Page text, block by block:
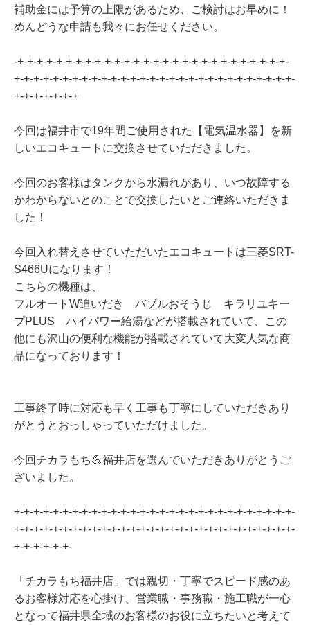
補助金には予算の上限があるため、ご検討はお早めに！
めんどうな申請も我々にお任せください。
-+-+-+-+-+-+-+-+-+-+-+-+-+-+-+-+-+-+-+-+-+-+-+-+-+-+-+-+-
+-+-+-+-+-+-+-+-+-+-+-+-+-+-+-+-+-+-+-+-+-+-+-+-+-+-+-+-+-
+-+-+-+-+-+-+
今回は福井市で19年間ご使用された【電気温水器】を新
しいエコキュートに交換させていただきました。
今回のお客様はタンクから水漏れがあり、いつ故障する
かわからないとのことで交換したいとご連絡いただきま
した！
今回入れ替えさせていただいたエコキュートは三菱SRT-
S466Uになります！
こちらの機種は、
フルオートW追いだき バブルおそうじ キラリユキー
プPLUS ハイパワー給湯などが搭載されていて、この
他にも沢山の便利な機能が搭載されていて大変人気な商
品になっております！
工事終了時に対応も早く工事も丁寧にしていただきあり
がとうとおっしゃっていただけました。
今回チカラもち💪福井店を選んでいただきありがとうご
ざいました。
+-+-+-+-+-+-+-+-+-+-+-+-+-+-+-+-+-+-+-+-+-+-+-+-+-+-+-+-+-
+-+-+-+-+-+-+-+-+-+-+-+-+-+-+-+-+-+-+-+-+-+-+-+-+-+-+-+-+-
+-+-+-+-+-+-
「チカラもち福井店」では親切・丁寧でスピード感のあ
るお客様対応を心掛け、営業職・事務職・施工職が一心
となって福井県全域のお客様のお役に立ちたいと考えて